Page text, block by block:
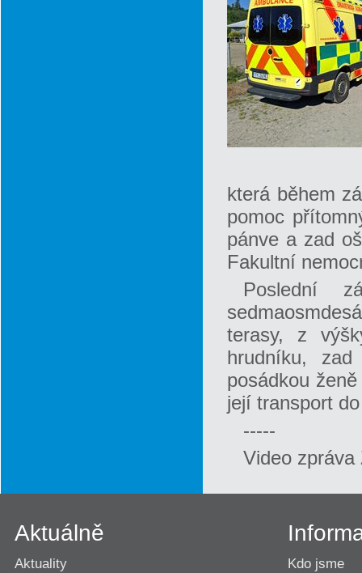
která během
pomoc
pánve a zad
Fakultní
Poslední
terasy, z
hrudníku,
posádkou
její transport
-----
Video zpráva
Aktuálně
Aktuality
Kdo jsme